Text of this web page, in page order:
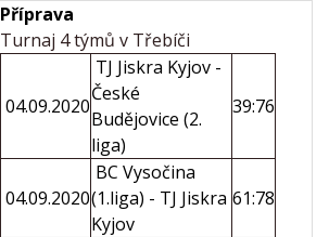
Příprava
Turnaj 4 týmů v Třebíči
04.09.2020
TJ Jiskra Kyjov -
České
Budějovice (2.
liga)
39:76
04.09.2020
BC Vysočina
(1.liga) - TJ Jiskra
Kyjov
61:78